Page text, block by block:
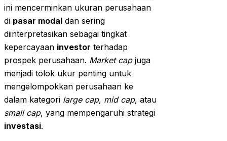
ini mencerminkan ukuran perusahaan
di pasar modal dan sering
diinterpretasikan sebagai tingkat
kepercayaan investor terhadap
prospek perusahaan. Market capjuga
menjadi tolok ukur penting untuk
mengelompokkan perusahaan ke
dalam kategori large cap, mid cap, atau
small cap, yang mempengaruhi strategi
investasi.